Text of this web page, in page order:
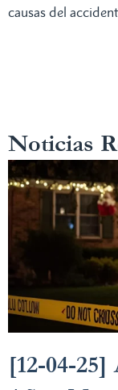
causas del
Noticias
[12-04-